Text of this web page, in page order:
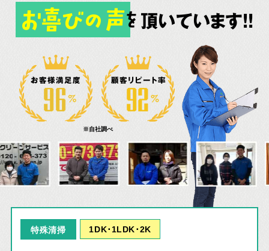
お喜びの声を 頂いています!!
お客様満足度 顧客リピート率
※自社調べ
特殊清掃 1DK･1LDK･2K